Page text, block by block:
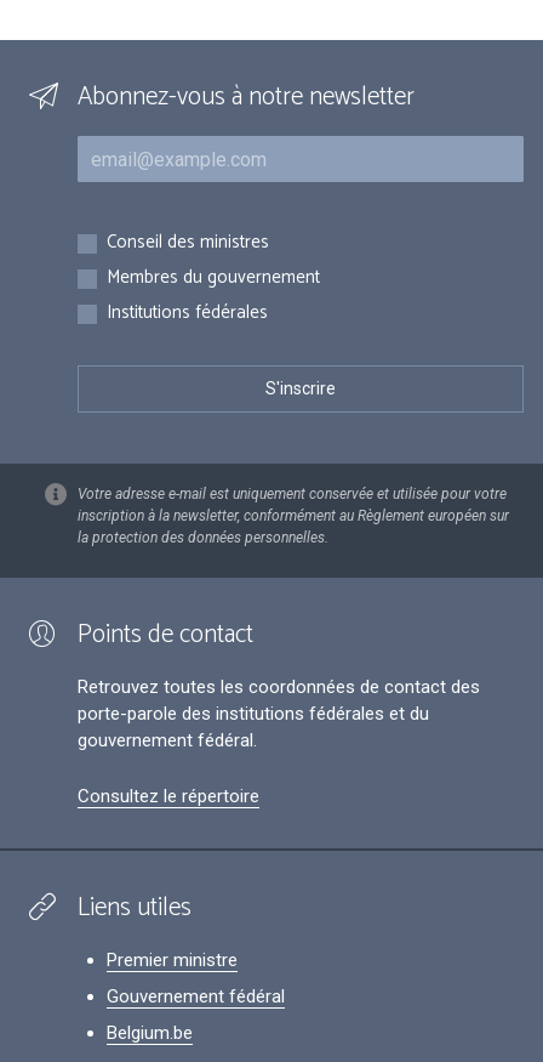
Abonnez-vous à notre newsletter
Courriel
Inscriptions
Conseil des ministres
Membres du gouvernement
Institutions fédérales
Votre adresse e-mail est uniquement conservée et utilisée pour votre
inscription à la newsletter, conformément au Règlement européen sur
la protection des données personnelles.
Points de contact
Retrouvez toutes les coordonnées de contact des
porte-parole des institutions fédérales et du
gouvernement fédéral.
Consultez le répertoire
Liens utiles
Premier ministre
Gouvernement fédéral
Belgium.be